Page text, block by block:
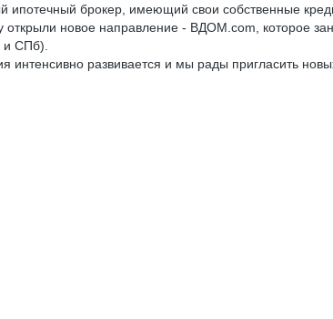
брокер, имеющий свои собственные
открыли новое направление - ВДОМ.com, которое
СПб).
интенсивно развивается и мы рады пригласить